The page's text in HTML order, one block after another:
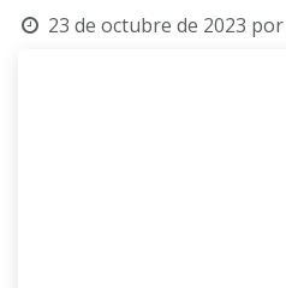
23 de octubre de 2023 por